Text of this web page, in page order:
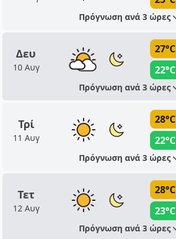
Πρόγνωση ανά 3 ώρες
Δευ
10 Αυγ
27°C
22°C
Πρόγνωση ανά 3 ώρες
Τρί
11 Αυγ
28°C
22°C
Πρόγνωση ανά 3 ώρες
Τετ
12 Αυγ
28°C
23°C
Πρόγνωση ανά 3 ώρες